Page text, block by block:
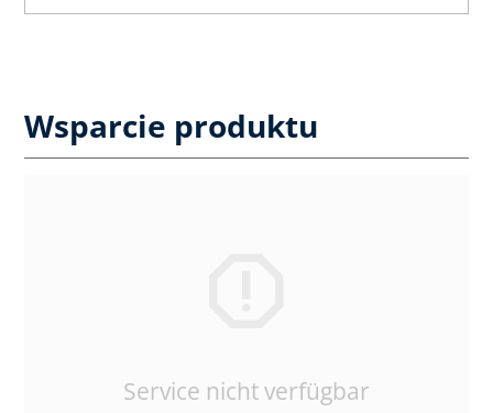
Wsparcie produktu
Service nicht verfügbar